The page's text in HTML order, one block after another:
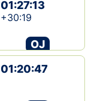
01:27:13
+30:19
OJ
01:20:47